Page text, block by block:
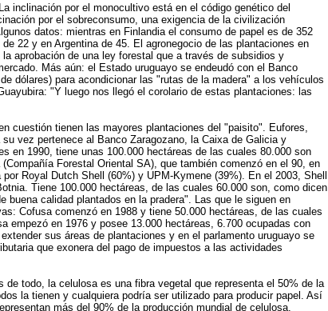
inclinación por el monocultivo está en el código genético del
por el sobreconsumo, una exigencia de la civilización
datos: mientras en Finlandia el consumo de papel es de 352
22 y en Argentina de 45. El agronegocio de las plantaciones en
aprobación de una ley forestal que a través de subsidios y
Más aún: el Estado uruguayo se endeudó con el Banco
dólares) para acondicionar las "rutas de la madera" a los vehículos
"Y luego nos llegó el corolario de estas plantaciones: las
cuestión tienen las mayores plantaciones del "paisito". Eufores,
vez pertenece al Banco Zaragozano, la Caixa de Galicia y
en 1990, tiene unas 100.000 hectáreas de las cuales 80.000 son
Forestal Oriental SA), que también comenzó en el 90, en
Royal Dutch Shell (60%) y UPM-Kymene (39%). En el 2003, Shell
Tiene 100.000 hectáreas, de las cuales 60.000 son, como dicen
buena calidad plantados en la pradera". Las que le siguen en
Cofusa comenzó en 1988 y tiene 50.000 hectáreas, de las cuales
empezó en 1976 y posee 13.000 hectáreas, 6.700 ocupadas con
sus áreas de plantaciones y en el parlamento uruguayo se
que exonera del pago de impuestos a las actividades
de todo, la celulosa es una fibra vegetal que representa el 50% de la
la tienen y cualquiera podría ser utilizado para producir papel. Así
más del 90% de la producción mundial de celulosa.